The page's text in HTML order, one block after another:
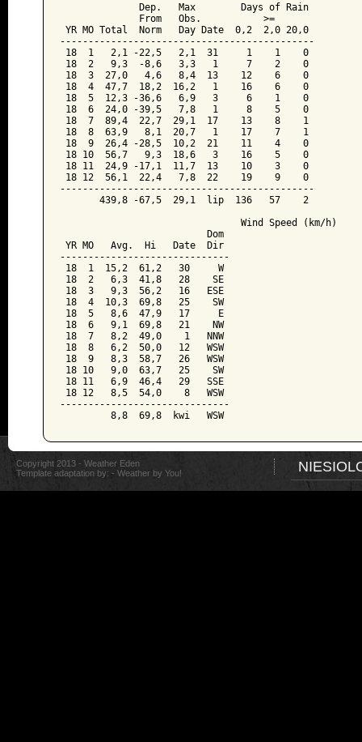
              Dep.   Max        Days of Rain
              From   Obs.           >=
YR MO Total  Norm   Day Date  0,2  2,0 20,0
---------------------------------------------
18  1   2,1 -22,5   2,1  31     1    1    0
18  2   9,3  -8,6   3,3   1     7    2    0
18  3  27,0   4,6   8,4  13    12    6    0
18  4  47,7  18,2  16,2   1    16    6    0
18  5  12,3 -36,6   6,9   3     6    1    0
18  6  24,0 -39,5   7,8   1     8    5    0
18  7  89,4  22,7  29,1  17    13    8    1
18  8  63,9   8,1  20,7   1    17    7    1
18  9  26,4 -28,5  10,2  21    11    4    0
18 10  56,7   9,3  18,6   3    16    5    0
18 11  24,9 -17,1  11,7  13    10    3    0
18 12  56,1  22,4   7,8  22    19    9    0
---------------------------------------------
       439,8 -67,5  29,1  lip  136   57    2
                                Wind Speed (km/h)
                          Dom
YR MO   Avg.  Hi   Date  Dir
------------------------------
18  1  15,2  61,2   30     W
18  2   6,3  41,8   28    SE
18  3   9,3  56,2   16   ESE
18  4  10,3  69,8   25    SW
18  5   8,6  47,9   17     E
18  6   9,1  69,8   21    NW
18  7   8,2  49,0    1   NNW
18  8   6,2  50,0   12   WSW
18  9   8,3  58,7   26   WSW
18 10   9,0  63,7   25    SW
18 11   6,9  46,4   29   SSE
18 12   8,5  54,0    8   WSW
------------------------------
         8,8  69,8  kwi   WSW
Copyright 2013 - Weather Eden
Template adaptation by: - Weather by You!